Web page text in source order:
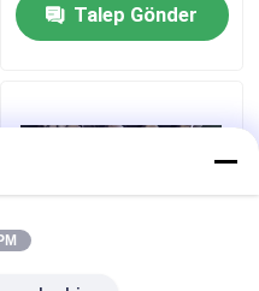
Talep Gönder